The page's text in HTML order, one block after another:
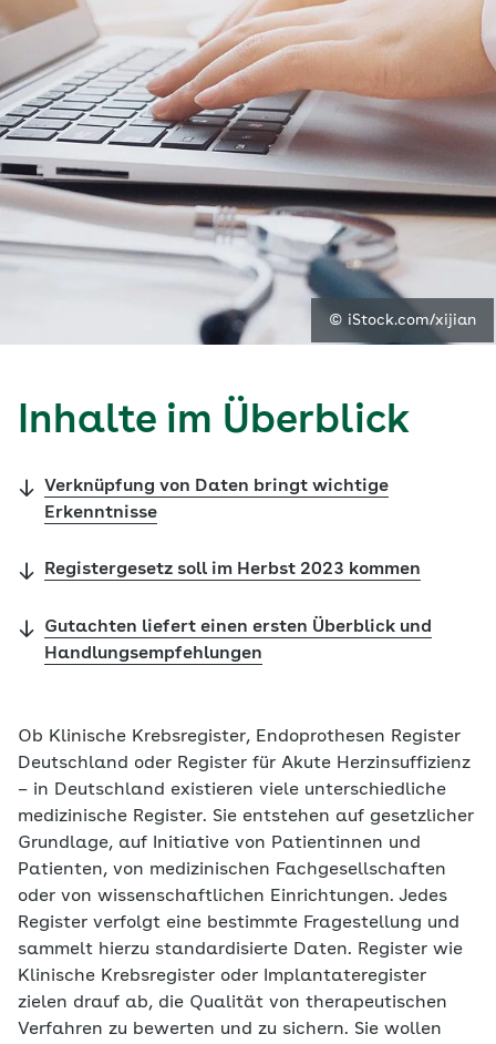
© iStock.com/xijian
Inhalte im Überblick
Verknüpfung von Daten bringt wichtige
Erkenntnisse
Registergesetz soll im Herbst 2023 kommen
Gutachten liefert einen ersten Überblick und
Handlungsempfehlungen
Ob Klinische Krebsregister, Endoprothesen Register
Deutschland oder Register für Akute Herzinsuffizienz
– in Deutschland existieren viele unterschiedliche
medizinische Register. Sie entstehen auf gesetzlicher
Grundlage, auf Initiative von Patientinnen und
Patienten, von medizinischen Fachgesellschaften
oder von wissenschaftlichen Einrichtungen. Jedes
Register verfolgt eine bestimmte Fragestellung und
sammelt hierzu standardisierte Daten. Register wie
Klinische Krebsregister oder Implantateregister
zielen drauf ab, die Qualität von therapeutischen
Verfahren zu bewerten und zu sichern. Sie wollen